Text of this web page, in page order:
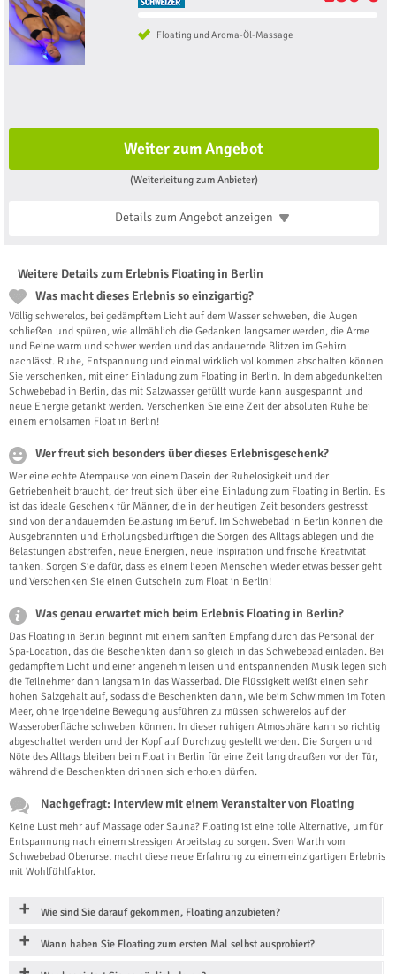
Floating und Aroma-Öl-Massage
Weiter zum Angebot
(Weiterleitung zum Anbieter)
Details zum Angebotanzeigen
Weitere Details zum Erlebnis Floating in Berlin
Was macht dieses Erlebnis so einzigartig?
Völlig schwerelos, bei gedämpftem Licht auf dem Wasser schweben, die Augen
schließen und spüren, wie allmählich die Gedanken langsamer werden, die Arme
und Beine warm und schwer werden und das andauernde Blitzen im Gehirn
nachlässt. Ruhe, Entspannung und einmal wirklich vollkommen abschalten können
Sie verschenken, mit einer Einladung zum Floating in Berlin. In dem abgedunkelten
Schwebebad in Berlin, das mit Salzwasser gefüllt wurde kann ausgespannt und
neue Energie getankt werden. Verschenken Sie eine Zeit der absoluten Ruhe bei
einem erholsamen Float in Berlin!
Wer freut sich besonders über dieses Erlebnisgeschenk?
Wer eine echte Atempause von einem Dasein der Ruhelosigkeit und der
Getriebenheit braucht, der freut sich über eine Einladung zum Floating in Berlin. Es
ist das ideale Geschenk für Männer, die in der heutigen Zeit besonders gestresst
sind von der andauernden Belastung im Beruf. Im Schwebebad in Berlin können die
Ausgebrannten und Erholungsbedürftigen die Sorgen des Alltags ablegen und die
Belastungen abstreifen, neue Energien, neue Inspiration und frische Kreativität
tanken. Sorgen Sie dafür, dass es einem lieben Menschen wieder etwas besser geht
und Verschenken Sie einen Gutschein zum Float in Berlin!
Was genau erwartet mich beim Erlebnis Floating in Berlin?
Das Floating in Berlin beginnt mit einem sanften Empfang durch das Personal der
Spa-Location, das die Beschenkten dann so gleich in das Schwebebad einladen. Bei
gedämpftem Licht und einer angenehm leisen und entspannenden Musik legen sich
die Teilnehmer dann langsam in das Wasserbad. Die Flüssigkeit weißt einen sehr
hohen Salzgehalt auf, sodass die Beschenkten dann, wie beim Schwimmen im Toten
Meer, ohne irgendeine Bewegung ausführen zu müssen schwerelos auf der
Wasseroberfläche schweben können. In dieser ruhigen Atmosphäre kann so richtig
abgeschaltet werden und der Kopf auf Durchzug gestellt werden. Die Sorgen und
Nöte des Alltags bleiben beim Float in Berlin für eine Zeit lang draußen vor der Tür,
während die Beschenkten drinnen sich erholen dürfen.
Nachgefragt: Interview mit einem Veranstalter von Floating
Keine Lust mehr auf Massage oder Sauna? Floating ist eine tolle Alternative, um für
Entspannung nach einem stressigen Arbeitstag zu sorgen. Sven Warth vom
Schwebebad Oberursel macht diese neue Erfahrung zu einem einzigartigen Erlebnis
mit Wohlfühlfaktor.
Wie sind Sie darauf gekommen, Floating anzubieten?
Wann haben Sie Floating zum ersten Mal selbst ausprobiert?